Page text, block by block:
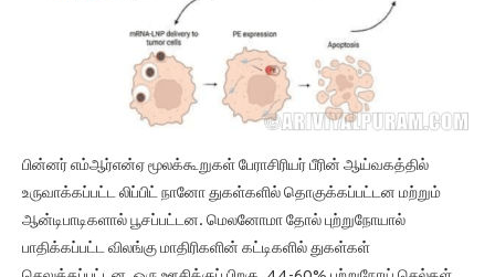
பின்னர் எம்ஆர்என்ஏ மூலக்கூறுகள் பேராசிரியர் பீரின் ஆய்வகத்தில்
உருவாக்கப்பட்ட லிப்பிட் நானோ துகள்களில் தொகுக்கப்பட்டன மற்றும்
ஆன்டிபாடிகளால் பூசப்பட்டன. மெலனோமா தோல் புற்றுநோயால்
பாதிக்கப்பட்ட விலங்கு மாதிரிகளின் கட்டிகளில் துகள்கள்